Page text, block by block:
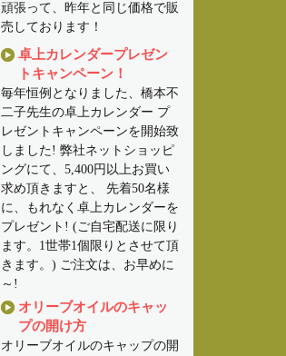
頑張って、昨年と同じ価格で販
売しております！
卓上カレンダープレゼン
トキャンペーン！
毎年恒例となりました、橋本不
二子先生の卓上カレンダー プ
レゼントキャンペーンを開始致
しました! 弊社ネットショッピ
ングにて、5,400円以上お買い
求め頂きますと、 先着50名様
に、もれなく卓上カレンダーを
プレゼント! (ご自宅配送に限り
ます。1世帯1個限りとさせて頂
きます。) ご注文は、お早めに
～!
オリーブオイルのキャッ
プの開け方
オリーブオイルのキャップの開